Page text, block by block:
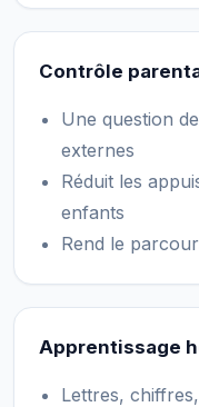
Contrôle
Une question
externes
Réduit les
enfants
Rend le
Apprentissage
Lettres,